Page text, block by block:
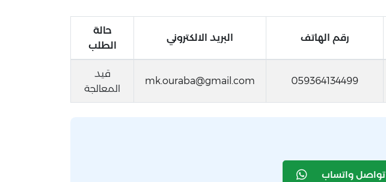
رقم الهاتف البريد الالكتروني
حالة
الطلب
059364134499
mk.ouraba@gmail.com
قيد
المعالجة
تواصل واتساب